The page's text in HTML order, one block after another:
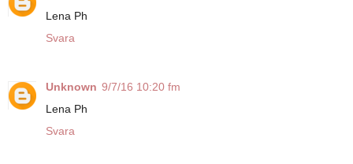
Lena Ph
Svara
Unknown 9/7/16 10:20 fm
Lena Ph
Svara